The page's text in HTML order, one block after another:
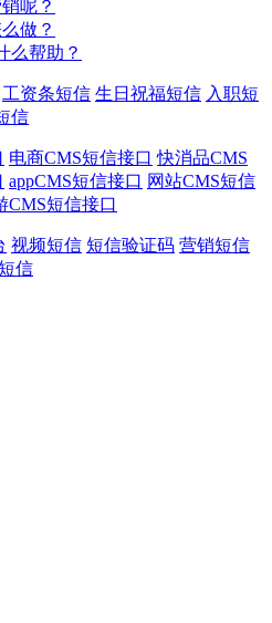
呢？
做？
么帮助？
工资条短信 生日祝福短信 入职短
信
电商CMS短信接口 快消品CMS
appCMS短信接口 网站CMS短信
CMS短信接口
视频短信 短信验证码 营销短信
信